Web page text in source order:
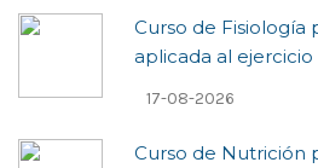
Curso de Fisiología
aplicada al ejercicio
17-08-2026
Curso de Nutrición